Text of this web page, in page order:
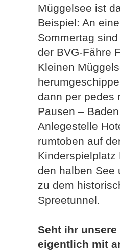
Müggelsee ist
Beispiel: An
Sommertag
der BVG-Fähre
Kleinen
dann per pedes
Pausen –
Anlegestelle
rumtoben auf
Kinderspielplatz
den halben See
zu dem
Spreetunnel.
Seht ihr unsere
eigentlich mit